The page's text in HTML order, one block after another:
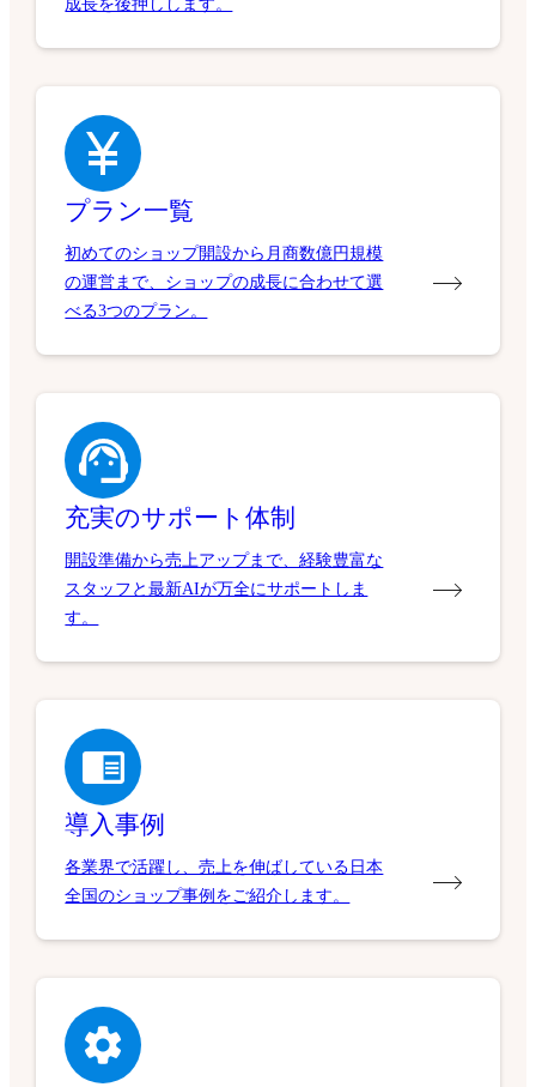
成長を後押しします。
プラン一覧
初めてのショップ開設から月商数億円規模
の運営まで、ショップの成長に合わせて選
べる3つのプラン。
充実のサポート体制
開設準備から売上アップまで、経験豊富な
スタッフと最新AIが万全にサポートしま
す。
導入事例
各業界で活躍し、売上を伸ばしている日本
全国のショップ事例をご紹介します。